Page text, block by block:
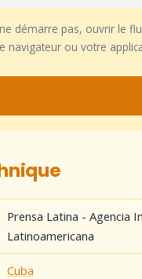
démarre pas, ouvrir le
navigateur ou votre
Prensa Latina - Agencia
Latinoamericana
Cuba